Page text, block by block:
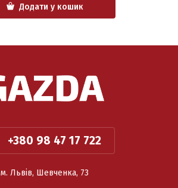
Додати у кошик
+380 98 47 17 722
м. Львів, Шевченка, 73